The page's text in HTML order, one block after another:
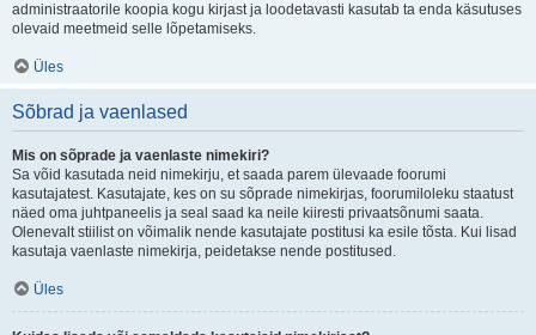
administraatorile koopia kogu kirjast ja loodetavasti kasutab ta enda käsutuses
olevaid meetmeid selle lõpetamiseks.
Üles
Sõbrad ja vaenlased
Mis on sõprade ja vaenlaste nimekiri?
Sa võid kasutada neid nimekirju, et saada parem ülevaade foorumi
kasutajatest. Kasutajate, kes on su sõprade nimekirjas, foorumiloleku staatust
näed oma juhtpaneelis ja seal saad ka neile kiiresti privaatsõnumi saata.
Olenevalt stiilist on võimalik nende kasutajate postitusi ka esile tõsta. Kui lisad
kasutaja vaenlaste nimekirja, peidetakse nende postitused.
Üles